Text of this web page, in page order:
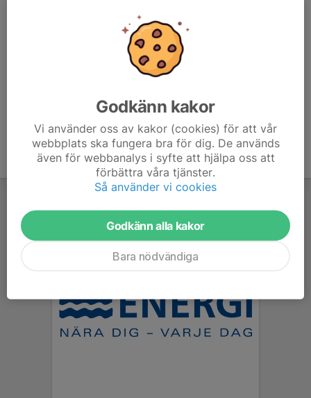
sophia.axelsson@piteakk.se
Godkänn kakor
Vi använder oss av kakor (cookies) för att vår
webbplats ska fungera bra för dig. De används
även för webbanalys i syfte att hjälpa oss att
förbättra våra tjänster.
Så använder vi cookies
Godkänn alla kakor
Bara nödvändiga